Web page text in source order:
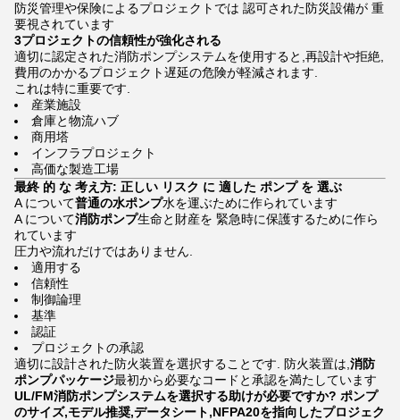
防災管理や保険によるプロジェクトでは 認可された防災設備が 重
要視されています
3プロジェクトの信頼性が強化される
適切に認定された消防ポンプシステムを使用すると,再設計や拒絶,
費用のかかるプロジェクト遅延の危険が軽減されます.
これは特に重要です.
産業施設
倉庫と物流ハブ
商用塔
インフラプロジェクト
高価な製造工場
最終 的 な 考え方: 正しい リスク に 適した ポンプ を 選ぶ
A について普通の水ポンプ水を運ぶために作られています
A について消防ポンプ生命と財産を 緊急時に保護するために作ら
れています
圧力や流れだけではありません.
適用する
信頼性
制御論理
基準
認証
プロジェクトの承認
適切に設計された防火装置を選択することです. 防火装置は, 消防
ポンプパッケージ最初から必要なコードと承認を満たしています
UL/FM消防ポンプシステムを選択する助けが必要ですか? ポンプ
のサイズ,モデル推奨,データシート,NFPA20を指向したプロジェク